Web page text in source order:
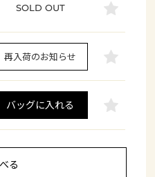
SOLD OUT
再入荷のお知らせ
バッグに入れる
る